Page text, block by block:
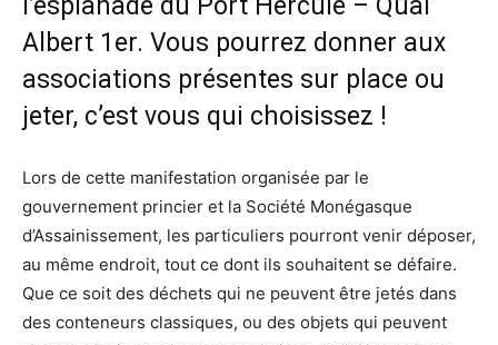
l’esplanade du Port Hercule – Quai
Albert 1er. Vous pourrez donner aux
associations présentes sur place ou
jeter, c’est vous qui choisissez !
Lors de cette manifestation organisée par le
gouvernement princier et la Société Monégasque
d’Assainissement, les particuliers pourront venir déposer,
au même endroit, tout ce dont ils souhaitent se défaire.
Que ce soit des déchets qui ne peuvent être jetés dans
des conteneurs classiques, ou des objets qui peuvent